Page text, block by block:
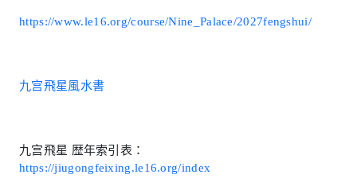
https://www.le16.org/course/Nine_Palace/2027fengshui/
九宫飛星風水書
九宫飛星 歴年索引表：
https://jiugongfeixing.le16.org/index